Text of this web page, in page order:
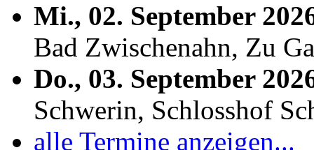
Mi., 02. September
Bad Zwischenahn, Zu
Do., 03. September
Schwerin, Schlosshof
alle Termine anzeigen...